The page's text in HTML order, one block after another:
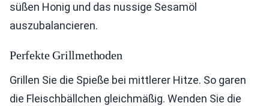
süßen Honig und das nussige Sesamöl
auszubalancieren.
Perfekte Grillmethoden
Grillen Sie die Spieße bei mittlerer Hitze. So garen
die Fleischbällchen gleichmäßig. Wenden Sie die